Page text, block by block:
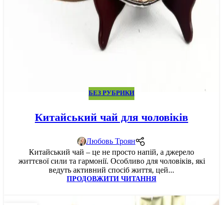
БЕЗ РУБРИКИ
Китайський чай для чоловіків
Любовь Троян
Китайський чай – це не просто напій, а джерело
життєвої сили та гармонії. Особливо для чоловіків, які
ведуть активний спосіб життя, цей...
ПРОДОВЖИТИ ЧИТАННЯ